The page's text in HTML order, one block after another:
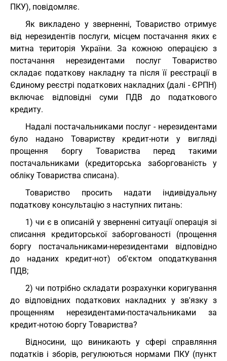
ПКУ), повідомляє.
Як викладено у зверненні, Товариство отримує
від нерезидентів послуги, місцем постачання яких є
митна територія України. За кожною операцією з
постачання нерезидентами послуг Товариство
складає податкову накладну та після її реєстрації в
Єдиному реєстрі податкових накладних (далі - ЄРПН)
включає відповідні суми ПДВ до податкового
кредиту.
Надалі постачальниками послуг - нерезидентами
було надано Товариству кредит-ноти у вигляді
прощення боргу Товариства перед такими
постачальниками (кредиторська заборгованість у
обліку Товариства списана).
Товариство просить надати індивідуальну
податкову консультацію з наступних питань:
1) чи є в описаній у зверненні ситуації операція зі
списання кредиторської заборгованості (прощення
боргу постачальниками-нерезидентами відповідно
до наданих кредит-нот) об'єктом оподаткування
ПДВ;
2) чи потрібно складати розрахунки коригування
до відповідних податкових накладних у зв'язку з
прощенням нерезидентами-постачальниками за
кредит-нотою боргу Товариства?
Відносини, що виникають у сфері справляння
податків і зборів, регулюються нормами ПКУ (пункт